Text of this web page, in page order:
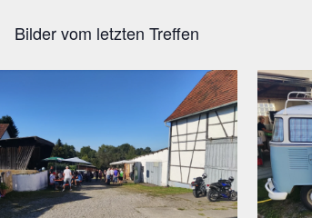
Bilder vom letzten Treffen